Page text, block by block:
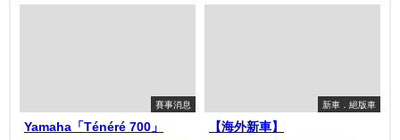
賽事消息
Yamaha「Ténéré 700」
新車．絕版車
【海外新車】